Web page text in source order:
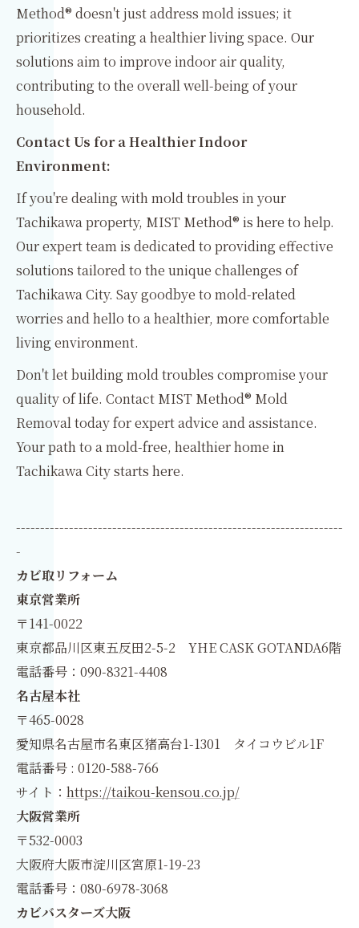
Method® doesn't just address mold issues; it
prioritizes creating a healthier living space. Our
solutions aim to improve indoor air quality,
contributing to the overall well-being of your
household.
Contact Us for a Healthier Indoor
Environment:
If you're dealing with mold troubles in your
Tachikawa property, MIST Method® is here to help.
Our expert team is dedicated to providing effective
solutions tailored to the unique challenges of
Tachikawa City. Say goodbye to mold-related
worries and hello to a healthier, more comfortable
living environment.
Don't let building mold troubles compromise your
quality of life. Contact MIST Method® Mold
Removal today for expert advice and assistance.
Your path to a mold-free, healthier home in
Tachikawa City starts here.
--------------------------------------------------------------------
-
カビ取リフォーム
東京営業所
〒141-0022
東京都品川区東五反田2-5-2 YHE CASK GOTANDA6階
電話番号：090-8321-4408
名古屋本社
〒465-0028
愛知県名古屋市名東区猪高台1-1301 タイコウビル1F
電話番号 : 0120-588-766
サイト： https://taikou-kensou.co.jp/
大阪営業所
〒532-0003
大阪府大阪市淀川区宮原1-19-23
電話番号：080-6978-3068
カビバスターズ大阪